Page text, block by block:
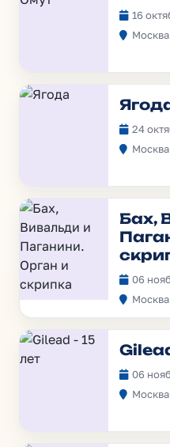
16
Москва
24
Москва
Бах,
06
Москва
06
Москва